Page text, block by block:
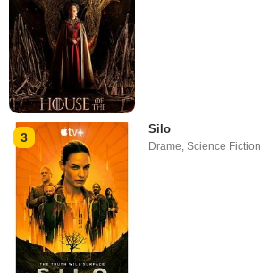
3
Silo
Drame,Science Fiction